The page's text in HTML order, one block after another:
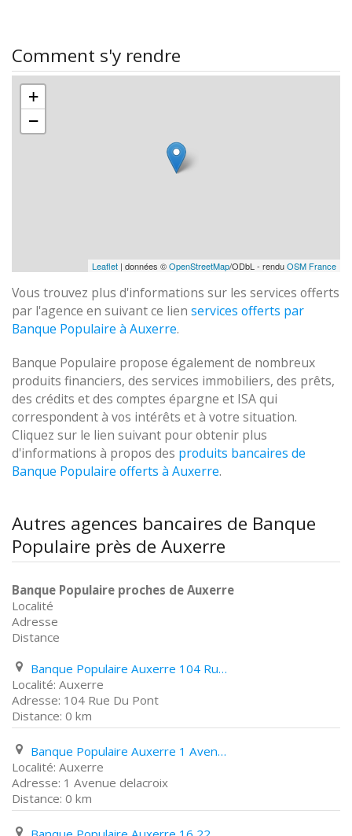
Comment s'y rendre
+
−
Leaflet | données ©OpenStreetMap/ODbL - renduOSM France
Vous trouvez plus d'informations sur les services offerts
par l'agence en suivant ce lien services offerts par
Banque Populaire à Auxerre.
Banque Populaire propose également de nombreux
produits financiers, des services immobiliers, des prêts,
des crédits et des comptes épargne et ISA qui
correspondent à vos intérêts et à votre situation.
Cliquez sur le lien suivant pour obtenir plus
d'informations à propos des produits bancaires de
Banque Populaire offerts à Auxerre.
Autres agences bancaires de Banque
Populaire près de Auxerre
Banque Populaire proches de Auxerre
Localité
Adresse
Distance
Banque Populaire Auxerre 104 Rue Du Pont
Auxerre
104 Rue Du Pont
0 km
Banque Populaire Auxerre 1 Avenue delacroix
Auxerre
1 Avenue delacroix
0 km